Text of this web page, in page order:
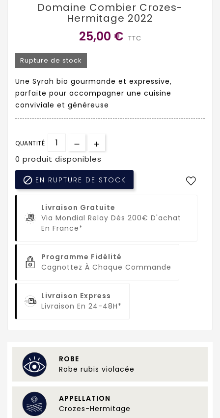
Domaine Combier Crozes-
Hermitage 2022
25,00 € TTC
Rupture de stock
Une Syrah bio gourmande et expressive,
parfaite pour accompagner une cuisine
conviviale et généreuse
QUANTITÉ
0 produit disponibles
 EN RUPTURE DE STOCK
Livraison Gratuite
Via Mondial Relay Dès 200€ D'achat
En France*
Programme Fidélité
Cagnottez À Chaque Commande
Livraison Express
Livraison En 24-48H*
ROBE
Robe rubis violacée
APPELLATION
Crozes-Hermitage